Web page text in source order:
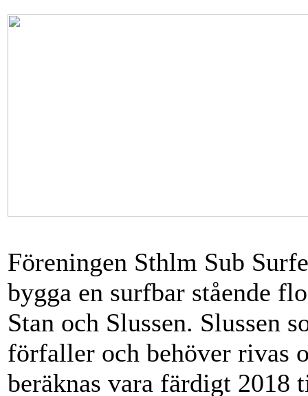
Föreningen Sthlm Sub
bygga en surfbar stående
Stan och Slussen. Slussen
förfaller och behöver rivas
beräknas vara färdigt 2018